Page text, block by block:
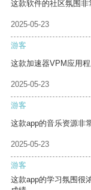
这款软件的社区氛围非
2025-05-23
游客
这款加速器VPM应用
2025-05-23
游客
这款app的音乐资源非
2025-05-23
游客
这款app的学习氛围很